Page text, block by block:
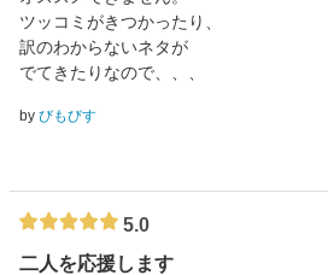
ツッコミがきつかったり、
訳のわからないネタが
でてきたりなので、、、
by びもびす
5.0
二人を応援します